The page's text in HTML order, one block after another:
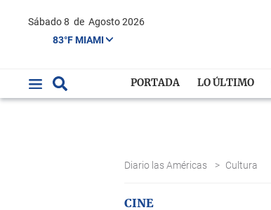
Sábado 8 de Agosto 2026
83°F MIAMI
PORTADA LO ÚLTIMO
Diario las Américas > Cultura
CINE